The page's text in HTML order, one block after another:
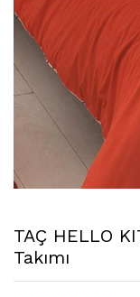
TAÇ HELLO
Takımı